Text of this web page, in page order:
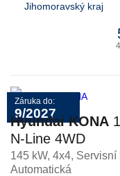
Jihomoravský kraj
Záruka do:
9/2027
Hyundai KONA
N-Line 4WD
145 kW, 4x4, Servisní
Automatická